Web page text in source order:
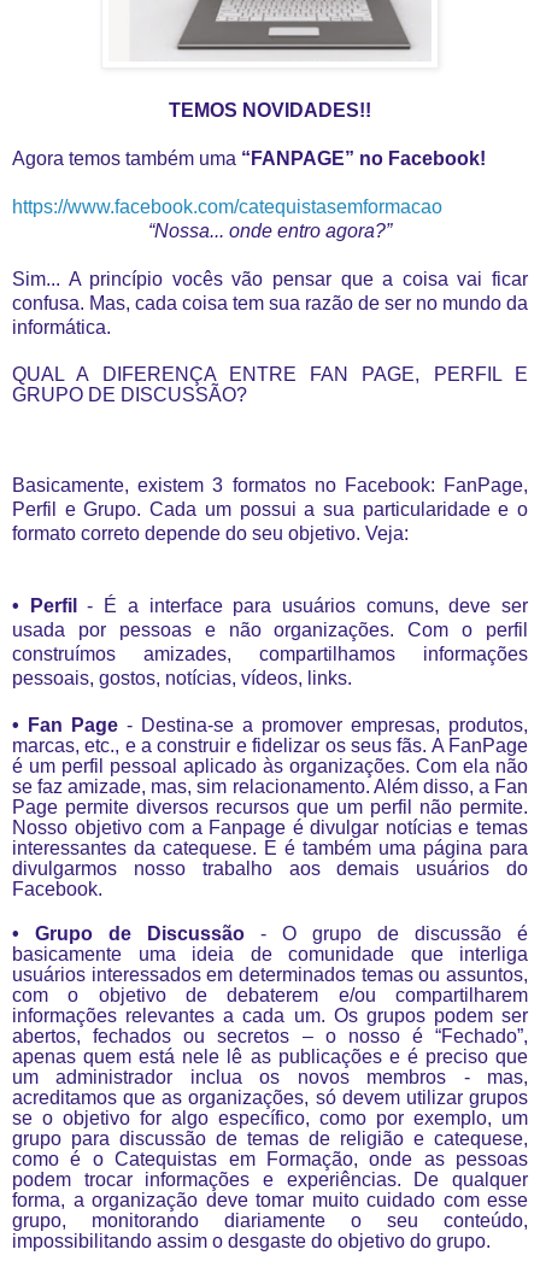
TEMOS NOVIDADES!!
Agora temos também uma “FANPAGE” no Facebook!
https://www.facebook.com/catequistasemformacao
“Nossa... onde entro agora?”
Sim... A princípio vocês vão pensar que a coisa vai ficar
confusa. Mas, cada coisa tem sua razão de ser no mundo da
informática.
QUAL A DIFERENÇA ENTRE FAN PAGE, PERFIL E
GRUPO DE DISCUSSÃO?
Basicamente, existem 3 formatos no Facebook: FanPage,
Perfil e Grupo. Cada um possui a sua particularidade e o
formato correto depende do seu objetivo. Veja:
• Perfil- É a interface para usuários comuns, deve ser
usada por pessoas e não organizações. Com o perfil
construímos amizades, compartilhamos informações
pessoais, gostos, notícias, vídeos, links.
• Fan Page - Destina-se a promover empresas, produtos,
marcas, etc., e a construir e fidelizar os seus fãs. A FanPage
é um perfil pessoal aplicado às organizações. Com ela não
se faz amizade, mas, sim relacionamento. Além disso, a Fan
Page permite diversos recursos que um perfil não permite.
Nosso objetivo com a Fanpage é divulgar notícias e temas
interessantes da catequese. E é também uma página para
divulgarmos nosso trabalho aos demais usuários do
Facebook.
• Grupo de Discussão - O grupo de discussão é
basicamente uma ideia de comunidade que interliga
usuários interessados em determinados temas ou assuntos,
com o objetivo de debaterem e/ou compartilharem
informações relevantes a cada um. Os grupos podem ser
abertos, fechados ou secretos – o nosso é “Fechado”,
apenas quem está nele lê as publicações e é preciso que
um administrador inclua os novos membros - mas,
acreditamos que as organizações, só devem utilizar grupos
se o objetivo for algo específico, como por exemplo, um
grupo para discussão de temas de religião e catequese,
como é o Catequistas em Formação, onde as pessoas
podem trocar informações e experiências. De qualquer
forma, a organização deve tomar muito cuidado com esse
grupo, monitorando diariamente o seu conteúdo,
impossibilitando assim o desgaste do objetivo do grupo.